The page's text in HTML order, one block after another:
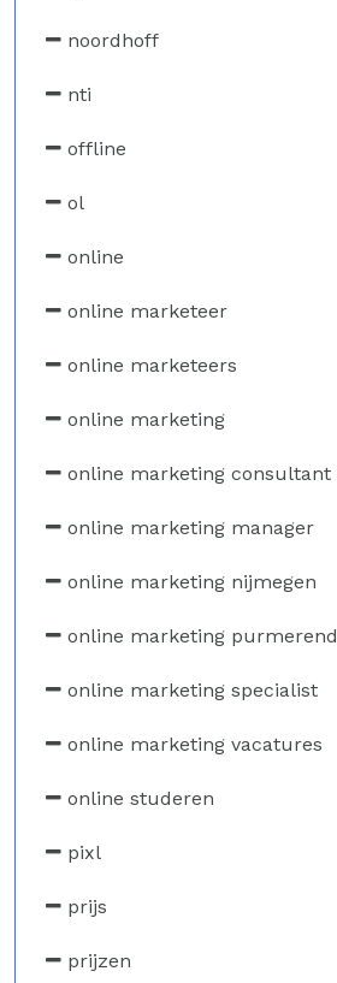
noordhoff
nti
offline
ol
online
online marketeer
online marketeers
online marketing
online marketing consultant
online marketing manager
online marketing nijmegen
online marketing purmerend
online marketing specialist
online marketing vacatures
online studeren
pixl
prijs
prijzen